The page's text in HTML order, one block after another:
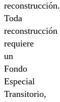
reconstrucción.
Toda
reconstrucción
requiere
un
Fondo
Especial
Transitorio,